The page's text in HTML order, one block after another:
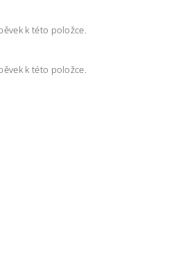
k této položce.
k této položce.